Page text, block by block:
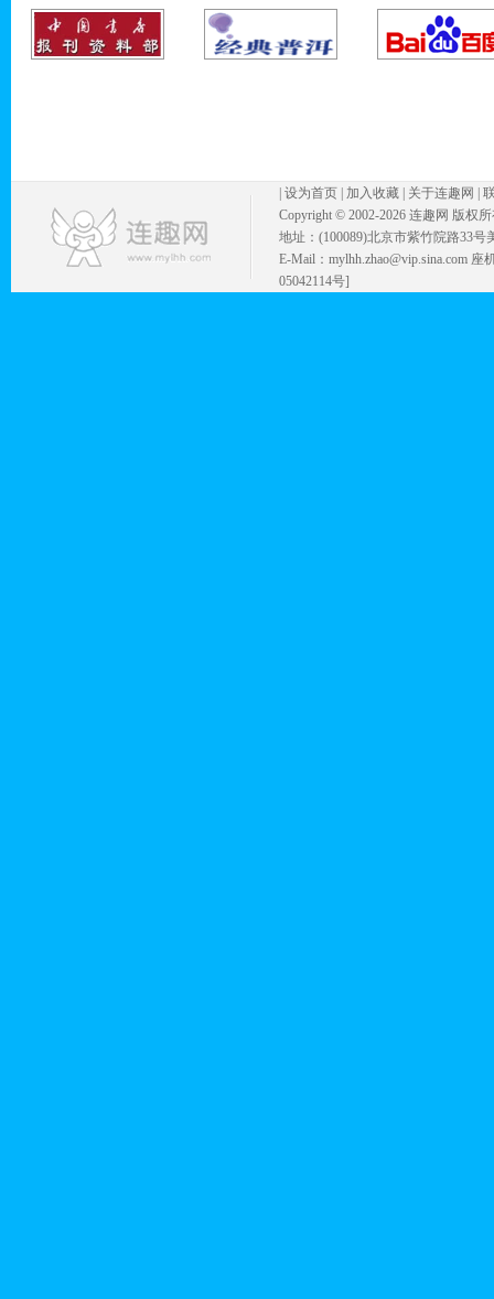
设为首页 加入收藏 关于连趣网
Copyright © 2002-2026 连趣网 版权
地址：(100089)北京市紫竹院路33号
E-Mail：mylhh.zhao@vip.sina.com
05042114号]